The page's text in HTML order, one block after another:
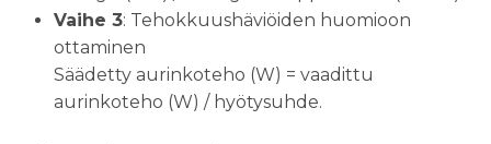
Vaihe 3: Tehokkuushäviöiden huomioon
ottaminen
Säädetty aurinkoteho (W) = vaadittu
aurinkoteho (W) / hyötysuhde.